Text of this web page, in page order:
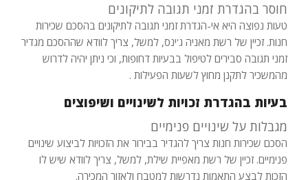
חוסר בהגדרת זמני תגובה לתיקונים
טעות נפוצה היא אי-הגדרת זמני תגובה לתיקונים בהסכם שכירות
חנות. זכיין של רשת מאניה ג'ינס, למשל, צריך לוודא שההסכם מגדיר
זמני תגובה סבירים לטיפול בבעיות דחופות, וכי ניתן יהיה לדרוש
מהמשכיר לתקנן מחוץ לשעות הפעילות .
בעיות בהגדרת זכויות לשינויים ושיפוצים
מגבלות על שינויים פנימיים
הסכם שכירות חנות צריך להגדיר בבירור את הזכויות לביצוע שינויים
פנימיים. זכיין של רשת מאפיית שילת, למשל, צריך לוודא שיש לו
הזכות לבצע התאמות נדרשות למטבח ולאזור המכירה.